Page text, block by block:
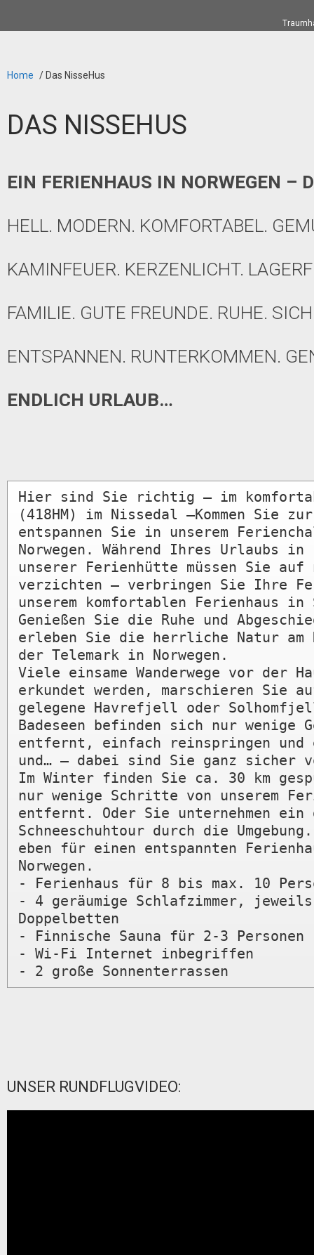
Home / Das NisseHus
DAS NISSEHUS
EIN FERIENHAUS IN NORWEGEN –
HELL. MODERN. KOMFORTABEL.
KAMINFEUER. KERZENLICHT.
FAMILIE. GUTE FREUNDE. RUHE.
ENTSPANNEN. RUNTERKOMMEN.
ENDLICH URLAUB…
Hier sind Sie richtig – im
(418HM) im Nissedal –Kommen Sie
entspannen Sie in unserem
Norwegen. Während Ihres Urlaubs in
unserer Ferienhütte müssen Sie auf
verzichten – verbringen Sie Ihre
unserem komfortablen Ferienhaus in
Genießen Sie die Ruhe und
erleben Sie die herrliche Natur
der Telemark in Norwegen.
Viele einsame Wanderwege vor der
erkundet werden, marschieren Sie
gelegene Havrefjell oder
Badeseen befinden sich nur wenige
entfernt, einfach reinspringen und
und… – dabei sind Sie ganz
Im Winter finden Sie ca. 30 km
nur wenige Schritte von unserem
entfernt. Oder Sie unternehmen ein
Schneeschuhtour durch die
eben für einen entspannten
Norwegen.
- Ferienhaus für 8 bis max. 10
- 4 geräumige Schlafzimmer,
Doppelbetten
- Finnische Sauna für 2-3 Personen
- Wi-Fi Internet inbegriffen
- 2 große Sonnenterrassen
UNSER RUNDFLUGVIDEO: